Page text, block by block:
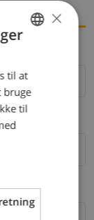
×
til at
bruge
til